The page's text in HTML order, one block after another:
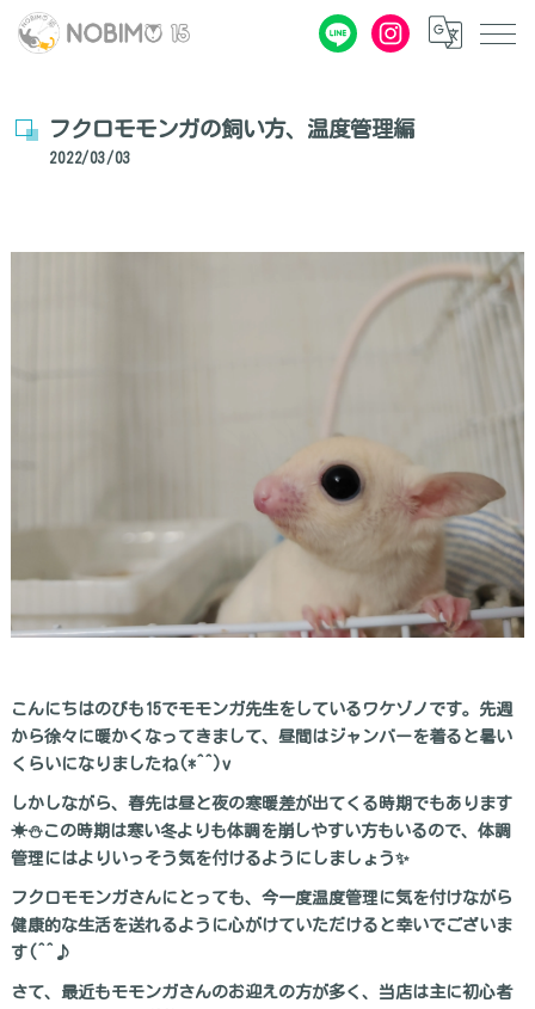
フクロモモンガの飼い方、温度管理編
2022/03/03
こんにちはのびも15でモモンガ先生をしているワケゾノです。先週
から徐々に暖かくなってきまして、昼間はジャンバーを着ると暑い
くらいになりましたね(*^^)v
しかしながら、春先は昼と夜の寒暖差が出てくる時期でもあります
☀⛄この時期は寒い冬よりも体調を崩しやすい方もいるので、体調
管理にはよりいっそう気を付けるようにしましょう✨
フクロモモンガさんにとっても、今一度温度管理に気を付けながら
健康的な生活を送れるように心がけていただけると幸いでございま
す(^^♪
さて、最近もモモンガさんのお迎えの方が多く、当店は主に初心者